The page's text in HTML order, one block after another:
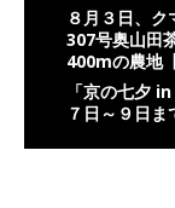
８月３日、
307号奥山田
400mの農地
「京の七夕
７日～９日ま